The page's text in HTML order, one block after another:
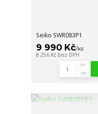
Seiko SWR083P1
9 990 Kč/ks
8 256 Kč bez DPH